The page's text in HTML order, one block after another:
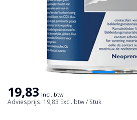
19,83 Incl. btw
Adviesprijs: 19,83 Excl. btw/ Stuk